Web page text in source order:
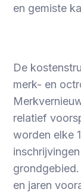
en gemiste
De
merk- en
relatief
worden elke
en jaren